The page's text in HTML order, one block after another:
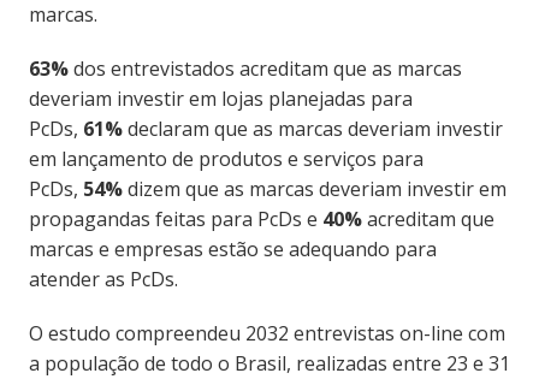
marcas.
63%dos entrevistados acreditam que as marcas
deveriam investir em lojas planejadas para
PcDs, 61%declaram que as marcas deveriam investir
em lançamento de produtos e serviços para
PcDs, 54%dizem que as marcas deveriam investir em
propagandas feitas para PcDs e 40%acreditam que
marcas e empresas estão se adequando para
atender as PcDs.
O estudo compreendeu 2032 entrevistas on-line com
a população de todo o Brasil, realizadas entre 23 e 31